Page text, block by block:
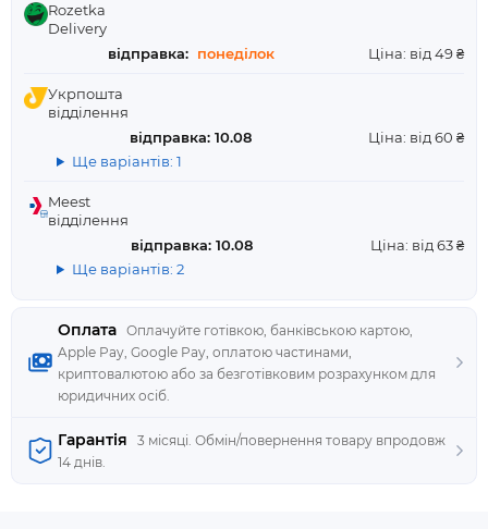
Оплата Оплачуйте готівкою, банківською картою,
Apple Pay, Google Pay, оплатою частинами,
криптовалютою або за безготівковим розрахунком для
юридичних осіб.
Rozetka
Delivery
відправка: понеділок Ціна: від 49 ₴
Укрпошта
відділення
відправка: 10.08
Ціна: від 60 ₴
Ще варіантів: 1
Meest
відділення
відправка: 10.08
Ціна: від 63 ₴
Ще варіантів: 2
Гарантія
3 місяці. Обмін/повернення товару впродовж
14 днів.